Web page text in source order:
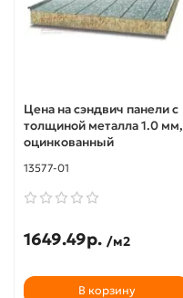
Цена на сэндвич панели с
толщиной металла 1.0 мм,
оцинкованный
13577-01
1649.49р. /м2
В корзину